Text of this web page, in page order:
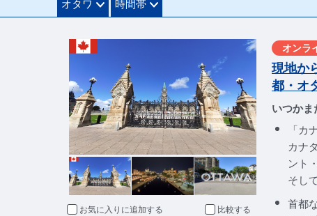
オタワ 時間帯
お気に入りに追加 比較
オンラ
現地か
都・オ
いつかま
「カ
カナ
ント
そして
首都